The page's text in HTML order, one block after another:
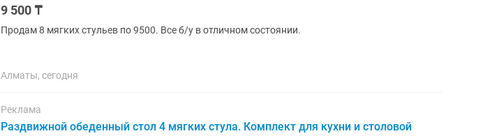
9 500 ₸
Продам 8 мягких стульев по 9500. Все б/у в отличном состоянии.
Алматы, сегодня
Реклама
Раздвижной обеденный стол 4 мягких стула. Комплект для кухни и столовой